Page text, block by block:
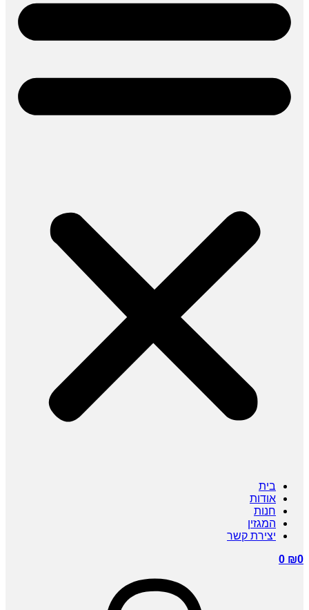
בית
אודות
חנות
המגזין
יצירת קשר
₪0
0